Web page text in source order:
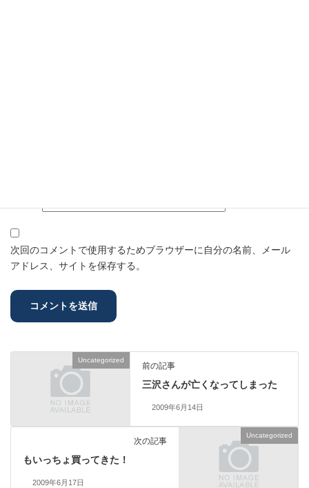
次回のコメントで使用するためブラウザーに自分の名前、メール
アドレス、サイトを保存する。
Uncategorized
前の記事
三沢さんが亡くなってしまった
2009年6月14日
Uncategorized
次の記事
もいっちょ買ってきた！
2009年6月17日